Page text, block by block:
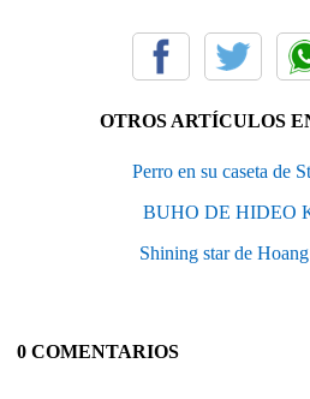
OTROS ARTÍCULOS
Perro en su caseta de
BUHO DE HIDEO
Shining star de
0 COMENTARIOS